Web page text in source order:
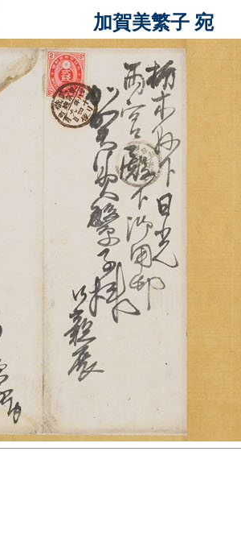
加賀美繁子 宛